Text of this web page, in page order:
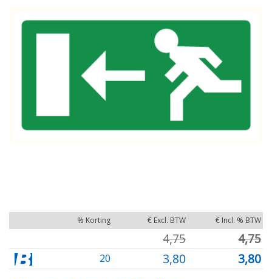
% Korting € Excl. BTW € Incl. % BTW
4,75 4,75
20 3,80 3,80